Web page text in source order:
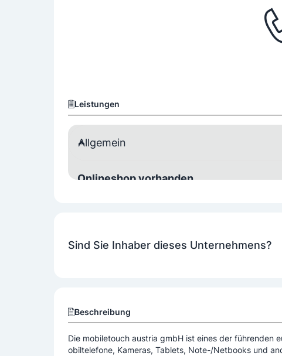
Leistungen
Allgemein
Onlineshop vorhanden
Sind Sie Inhaber dieses Unternehmens?
Beschreibung
Die mobiletouch austria gmbH ist eines der führenden
obiltelefone, Kameras, Tablets, Note-/Netbooks und